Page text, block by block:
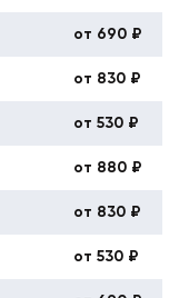
от 690 ₽
от 830 ₽
от 530 ₽
от 880 ₽
от 830 ₽
от 530 ₽